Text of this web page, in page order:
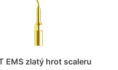
EMS zlatý hrot scaleru